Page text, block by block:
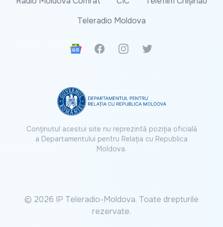
Teleradio Moldova
Google News
FacebookInstagramTwitter
Conținutul acestui site nu reprezintă poziția oficială
a Departamentului pentru Relația cu Republica
Moldova.
© 2026 IP Teleradio-Moldova. Toate drepturile
rezervate.